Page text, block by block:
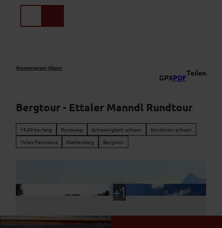
Ammergauer Alpen
GPXPDF
Teilen
Bergtour - Ettaler Manndl Rundtour
14,09 km lang Rundweg Schwierigkeit: schwer
Kondition: schwer
Tolles Panorama
Klettersteig Bergtour